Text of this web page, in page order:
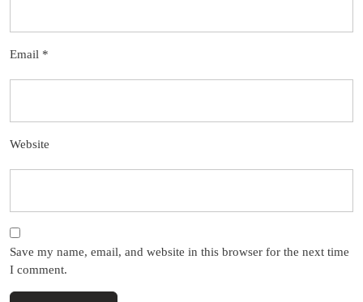
Email *
Website
Save my name, email, and website in this browser for the next time
I comment.